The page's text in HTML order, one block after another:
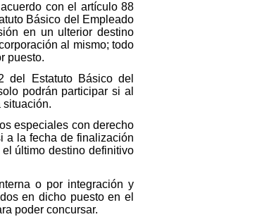
con el artículo 88
Básico del Empleado
en un ulterior destino
al mismo; todo
puesto.
del Estatuto Básico del
podrán participar si al
situación.
especiales con derecho
a la fecha de finalización
último destino definitivo
o por integración y
en dicho puesto en el
poder concursar.